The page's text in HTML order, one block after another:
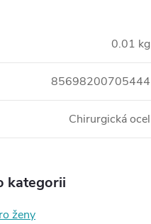
0.01 kg
85698200705444
Chirurgická ocel
kategorii
ženy